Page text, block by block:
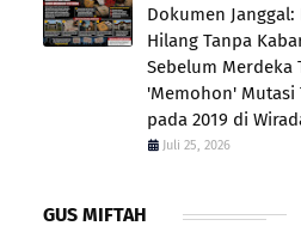
Dokumen Janggal:
Hilang Tanpa
Sebelum Merdeka
'Memohon' Mutasi
pada 2019 di
Juli 25, 2026
GUS MIFTAH